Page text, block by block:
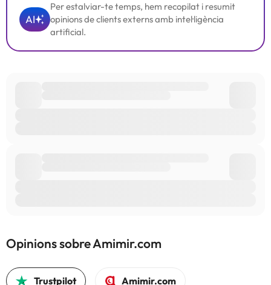
AI
Per estalviar-te temps, hem recopilat i resumit
opinions de clients externs amb intel·ligència
artificial.
Opinions sobre Amimir.com
Trustpilot Amimir.com